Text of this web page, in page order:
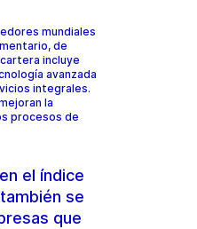
mundiales
de
incluye
avanzada
integrales.
la
procesos de
el índice
se
que